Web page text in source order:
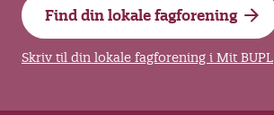
Find din lokale fagforening
Skriv til din lokale fagforening i Mit BUPL